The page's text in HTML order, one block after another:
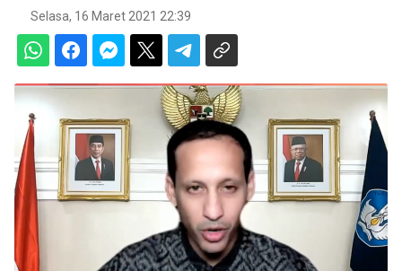
Selasa, 16 Maret 2021 22:39